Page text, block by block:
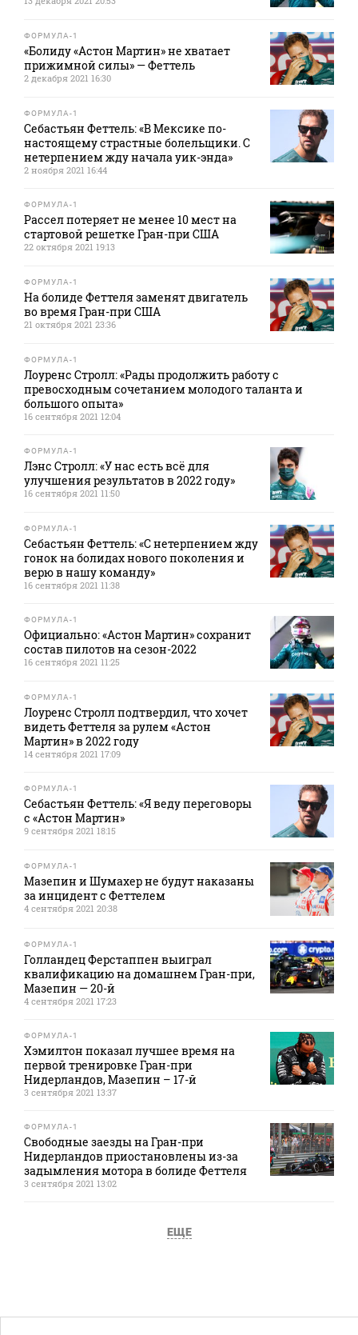
ФОРМУЛА-1
«Болиду «Астон Мартин» не хватает
прижимной силы» — Феттель
2 декабря 2021 16:30
ФОРМУЛА-1
Себастьян Феттель: «В Мексике по-
настоящему страстные болельщики. С
нетерпением жду начала уик-энда»
2 ноября 2021 16:44
ФОРМУЛА-1
Рассел потеряет не менее 10 мест на
стартовой решетке Гран-при США
22 октября 2021 19:13
ФОРМУЛА-1
На болиде Феттеля заменят двигатель
во время Гран-при США
21 октября 2021 23:36
ФОРМУЛА-1
Лоуренс Стролл: «Рады продолжить работу с
превосходным сочетанием молодого таланта и
большого опыта»
16 сентября 2021 12:04
ФОРМУЛА-1
Лэнс Стролл: «У нас есть всё для
улучшения результатов в 2022 году»
16 сентября 2021 11:50
ФОРМУЛА-1
Себастьян Феттель: «С нетерпением жду
гонок на болидах нового поколения и
верю в нашу команду»
16 сентября 2021 11:38
ФОРМУЛА-1
Официально: «Астон Мартин» сохранит
состав пилотов на сезон-2022
16 сентября 2021 11:25
ФОРМУЛА-1
Лоуренс Стролл подтвердил, что хочет
видеть Феттеля за рулем «Астон
Мартин» в 2022 году
14 сентября 2021 17:09
ФОРМУЛА-1
Себастьян Феттель: «Я веду переговоры
с «Астон Мартин»
9 сентября 2021 18:15
ФОРМУЛА-1
Мазепин и Шумахер не будут наказаны
за инцидент с Феттелем
4 сентября 2021 20:38
ФОРМУЛА-1
Голландец Ферстаппен выиграл
квалификацию на домашнем Гран-при,
Мазепин — 20-й
4 сентября 2021 17:23
ФОРМУЛА-1
Хэмилтон показал лучшее время на
первой тренировке Гран-при
Нидерландов, Мазепин – 17-й
3 сентября 2021 13:37
ФОРМУЛА-1
Свободные заезды на Гран-при
Нидерландов приостановлены из-за
задымления мотора в болиде Феттеля
3 сентября 2021 13:02
ЕЩЕ